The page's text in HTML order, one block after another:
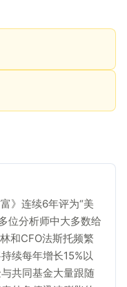
》连续6年评为“美
位分析师中大多数给
和CFO法斯托频繁
续每年增长15%以
共同基金大量跟随